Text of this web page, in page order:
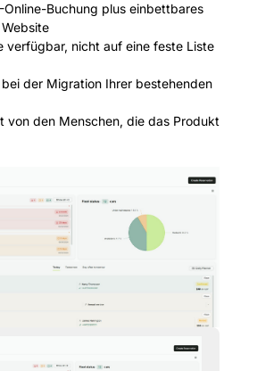
Buchung plus einbettbares
verfügbar, nicht auf eine feste Liste
der Migration Ihrer bestehenden
von den Menschen, die das Produkt